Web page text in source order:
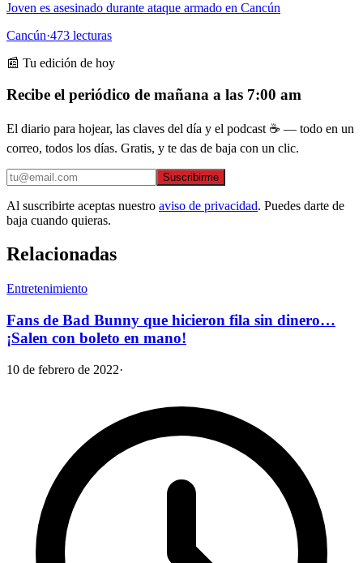
Joven es asesinado durante ataque armado en Cancún
Cancún·473 lecturas
📰 Tu edición de hoy
Recibe el periódico de mañana a las 7:00 am
El diario para hojear, las claves del día y el podcast ☕ — todo en un
correo, todos los días. Gratis, y te das de baja con un clic.
Suscribirme
Al suscribirte aceptas nuestro aviso de privacidad. Puedes darte de
baja cuando quieras.
Relacionadas
Entretenimiento
Fans de Bad Bunny que hicieron fila sin dinero…
¡Salen con boleto en mano!
10 de febrero de 2022·